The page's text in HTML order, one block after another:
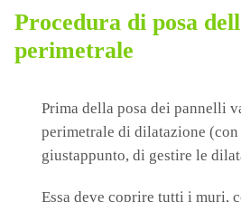
Procedura di posa
perimetrale
Prima della posa dei pannelli
perimetrale di dilatazione
giustappunto, di gestire le
Essa deve coprire tutti i muri,